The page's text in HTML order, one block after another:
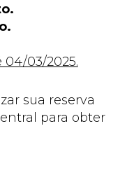
04/03/2025.
sua reserva
para obter